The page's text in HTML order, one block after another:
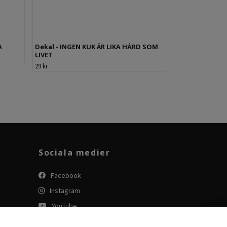
Dekal - INGEN KUK ÄR LIKA HÅRD SOM
LIVET
29 kr
Sociala medier
Facebook
Instagram
YouTube